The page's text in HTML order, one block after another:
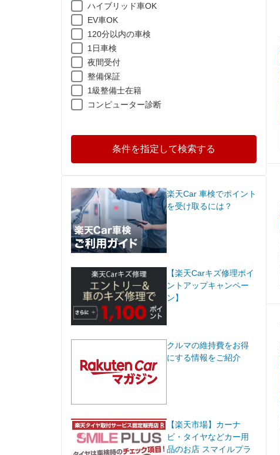
ハイブリッド車OK
EV車OK
120分以内の車検
1日車検
夜間受付
整備保証
1級整備士在籍
コンピューター診断
条件を指定して検索する
楽天Car 車検でポイント
を受け取るには？
【楽天Carキズ修理ポイ
ントアップキャンペー
ン】
クルマの維持費をお得
にする情報をご紹介
【楽天市場】カーナ
ビ・タイヤなどカー用
品のお店 スマイルプラ